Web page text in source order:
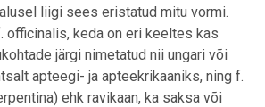
liigi sees eristatud mitu vormi.
officinalis, keda on eri keeltes kas
järgi nimetatud nii ungari või
apteegi- ja apteekrikaaniks, ning f.
ehk ravikaan, ka saksa või